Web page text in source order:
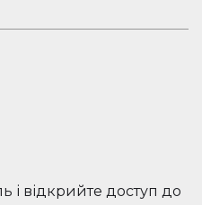
ніж будь-коли.
та отримуйте
і відкрийте доступ до